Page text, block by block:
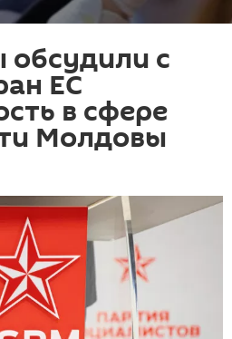
обсудили с
ЕС
в сфере
Молдовы